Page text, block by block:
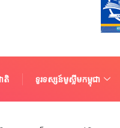
តិ ទូរទស្សន៍មូស្លីមកម្ពុជា